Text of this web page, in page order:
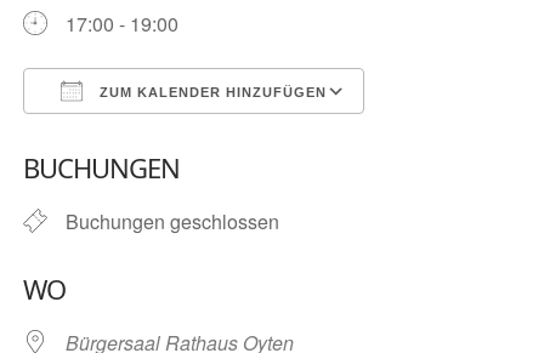
17:00 - 19:00
ZUM KALENDER HINZUFÜGEN
BUCHUNGEN
Buchungen geschlossen
WO
Bürgersaal Rathaus Oyten